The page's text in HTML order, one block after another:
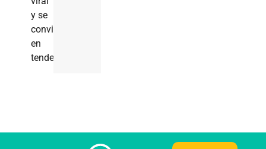
y se
convirtió
en
tendencia.